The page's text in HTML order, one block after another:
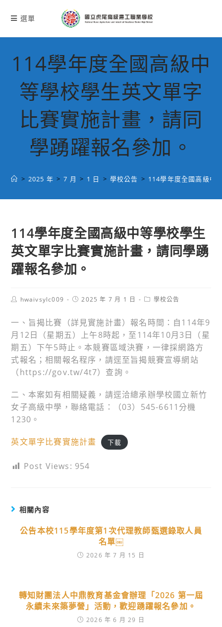
選單
114學年度全國高級中
等學校學生英文單字
比賽實施計畫，請同
學踴躍報名參加。
> 2025 年 > 7 月 > 1 日 > 學校公告 > 114學年度全國高級中
114學年度全國高級中等學校學生
英文單字比賽實施計畫，請同學踴
躍報名參加。
Posthwaivsylc009
Post2025 年 7 月 1 日
Post學校公告
一、旨揭比賽（詳見實施計畫）報名時間：自114年9
月12日（星期五）上午8時起，至114年10月3日（星
期五）下午5時止。本競賽區域決賽，一律採網路方
式報名；相關報名程序，請逕至旨揭競賽宣導網站
（https://gov.tw/4t7）查詢。
二、本案如有相關疑義，請逕洽總承辦學校國立新竹
女子高級中學，聯絡電話：（03）545-6611分機
1230。
英文單字比賽實施計畫 下載
Post Views: 954
相關內容
公告本校115學年度第1次代理教師甄選錄取人員
名單￼
2026 年 7 月 15 日
轉知財團法人中鼎教育基金會辦理「2026 第一屆
永續未來築夢營」活動，歡迎踴躍報名參加。
2026 年 6 月 29 日